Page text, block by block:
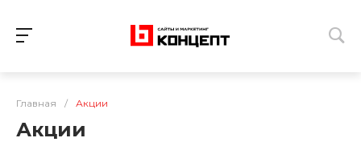
Главная / Акции
Акции